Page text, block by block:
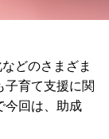
どのさまざま
子育て支援に関
今回は、助成